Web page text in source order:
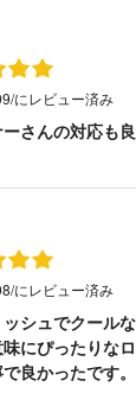
にレビュー済み
さんの対応も
にレビュー済み
ッシュでクール
にぴったりな
良かったです。